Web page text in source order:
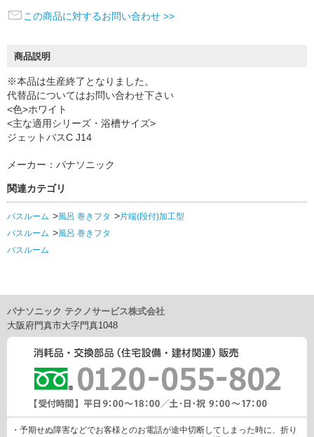
この商品に対するお問い合わせ >>
商品説明
※本品は生産終了となりました。
代替品についてはお問い合わせ下さい
<色>ホワイト
<主な適用シリーズ・浴槽サイズ>
ジェットバスC J14
メーカー：パナソニック
関連カテゴリ
バスルーム 風呂 巻きフタ
片端(段付)加工型
バスルーム
風呂 巻きフタ
バスルーム
パナソニック テクノサービス株式会社
大阪府門真市大字門真1048
・予期せぬ障害などでお客様とのお電話が途中切断してしまった時に、折り